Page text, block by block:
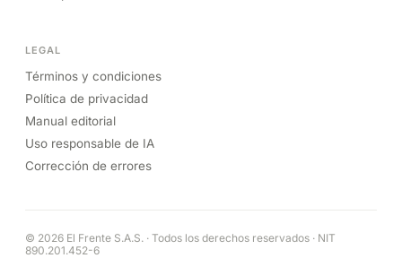
LEGAL
Términos y condiciones
Política de privacidad
Manual editorial
Uso responsable de IA
Corrección de errores
© 2026 El Frente S.A.S. · Todos los derechos reservados · NIT
890.201.452-6